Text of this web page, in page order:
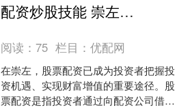
配资炒股技能 崇左股票配资：助您把握投资机遇，实现财富增值
阅读：75 栏目：优配网
在崇左，股票配资已成为投资者把握投
资机遇、实现财富增值的重要途径。股
票配资是指投资者通过向配资公司借入